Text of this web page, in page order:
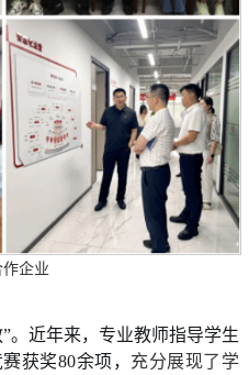
企业
。近年来，专业教师指导学生
获奖80余项， 充分展现了学